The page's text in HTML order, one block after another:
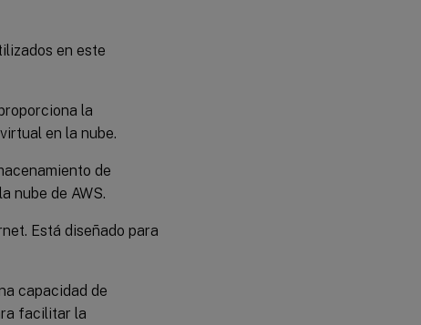
en este
la
en la nube.
de
nube de AWS.
Está diseñado para
capacidad de
facilitar la